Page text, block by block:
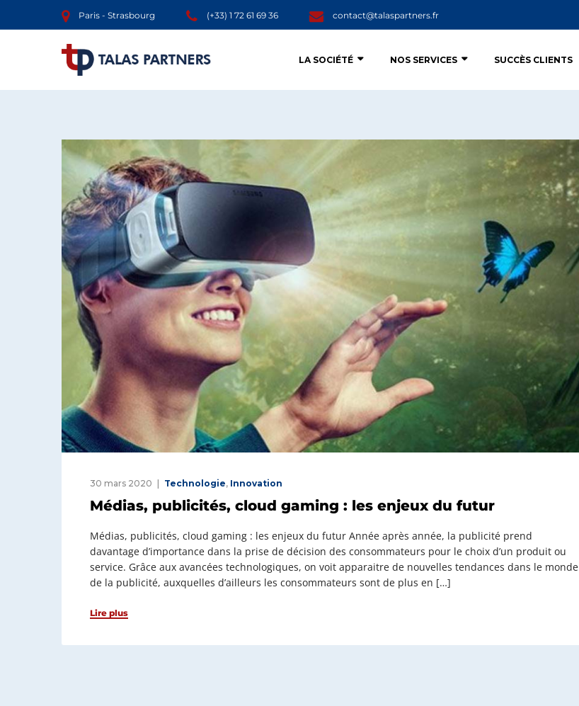
Paris - Strasbourg (+33) 1 72 61 69 36 contact@talaspartners.fr
LA SOCIÉTÉ NOS SERVICES SUCCÈS CLIENTS
30 mars 2020 Technologie, Innovation
Médias, publicités, cloud gaming : les enjeux du futur
Médias, publicités, cloud gaming : les enjeux du futur Année après année, la publicité prend
davantage d’importance dans la prise de décision des consommateurs pour le choix d’un produit ou
service. Grâce aux avancées technologiques, on voit apparaitre de nouvelles tendances dans le monde
de la publicité, auxquelles d’ailleurs les consommateurs sont de plus en […]
Lire plus